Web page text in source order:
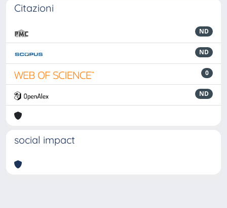
Citazioni
ND
ND
0
ND
social impact